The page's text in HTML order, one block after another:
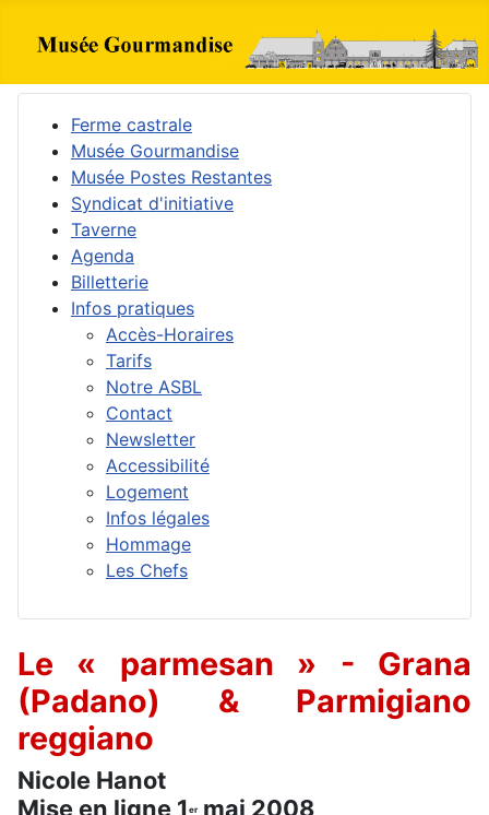
Ferme castrale
Musée Gourmandise
Musée Postes Restantes
Syndicat d'initiative
Taverne
Agenda
Billetterie
Infos pratiques
Accès-Horaires
Tarifs
Notre ASBL
Contact
Newsletter
Accessibilité
Logement
Infos légales
Hommage
Les Chefs
Le « parmesan » - Grana
(Padano) & Parmigiano
reggiano
Nicole Hanot
Mise en ligne 1 er mai 2008